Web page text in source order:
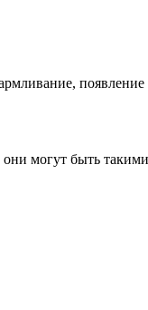
появление
они могут быть